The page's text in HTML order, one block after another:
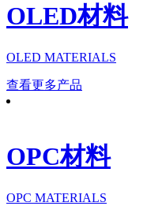
OLED材料
OLED MATERIALS
查看更多产品
OPC材料
OPC MATERIALS